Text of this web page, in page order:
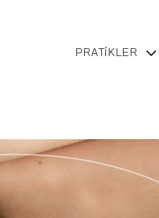
PRATIKLER